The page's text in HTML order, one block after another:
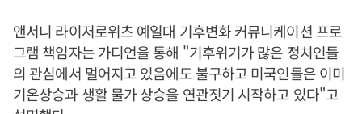
앤서니 라이저로위츠 예일대 기후변화 커뮤니케이션 프로
그램 책임자는 가디언을 통해 "기후위기가 많은 정치인들
의 관심에서 멀어지고 있음에도 불구하고 미국인들은 이미
기온상승과 생활 물가 상승을 연관짓기 시작하고 있다"고